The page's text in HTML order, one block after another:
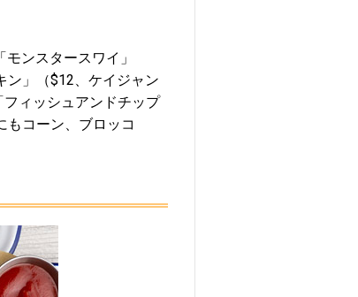
ンスタースワイ」
ン」（$12、ケイジャン
ィッシュアンドチップ
もコーン、ブロッコ